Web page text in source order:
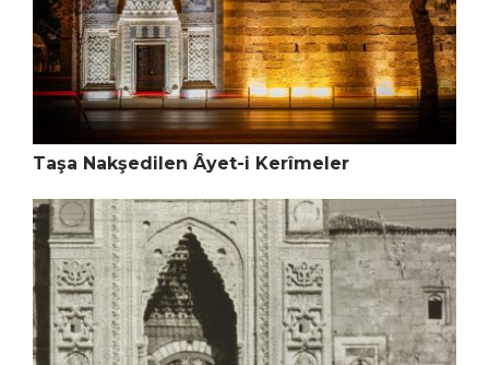
Taşa Nakşedilen Âyet-i Kerîmeler